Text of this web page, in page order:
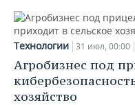
Технологии 31 июл, 00:00
Агробизнес под
хозяйство